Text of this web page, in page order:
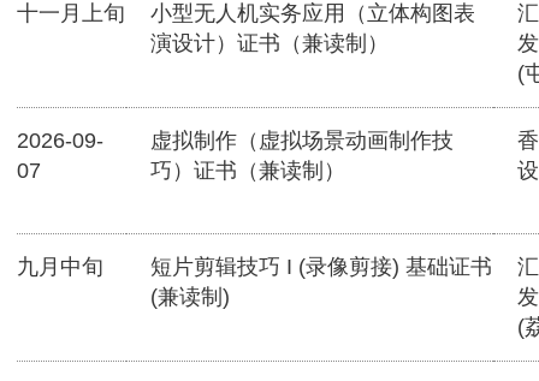
十一月上旬
小型无人机实务应用（立体构图表
演设计）证书（兼读制）
(
2026-09-
07
虚拟制作（虚拟场景动画制作技
巧）证书（兼读制）
九月中旬
短片剪辑技巧 I (录像剪接) 基础证书
(兼读制)
(